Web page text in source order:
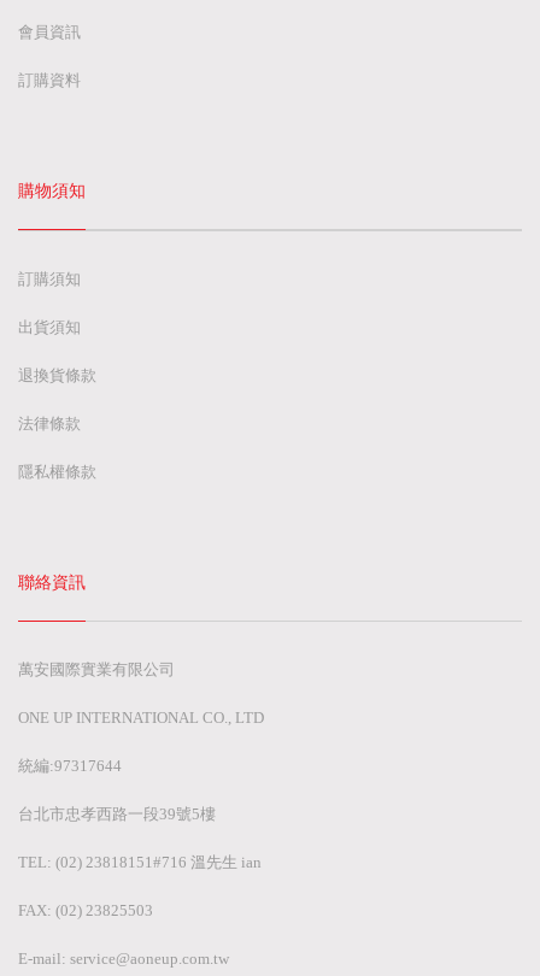
會員資訊
訂購資料
購物須知
訂購須知
出貨須知
退換貨條款
法律條款
隱私權條款
聯絡資訊
萬安國際實業有限公司
ONE UP INTERNATIONAL CO., LTD
統編:97317644
台北市忠孝西路一段39號5樓
TEL: (02) 23818151#716 溫先生 ian
FAX: (02) 23825503
E-mail: service@aoneup.com.tw